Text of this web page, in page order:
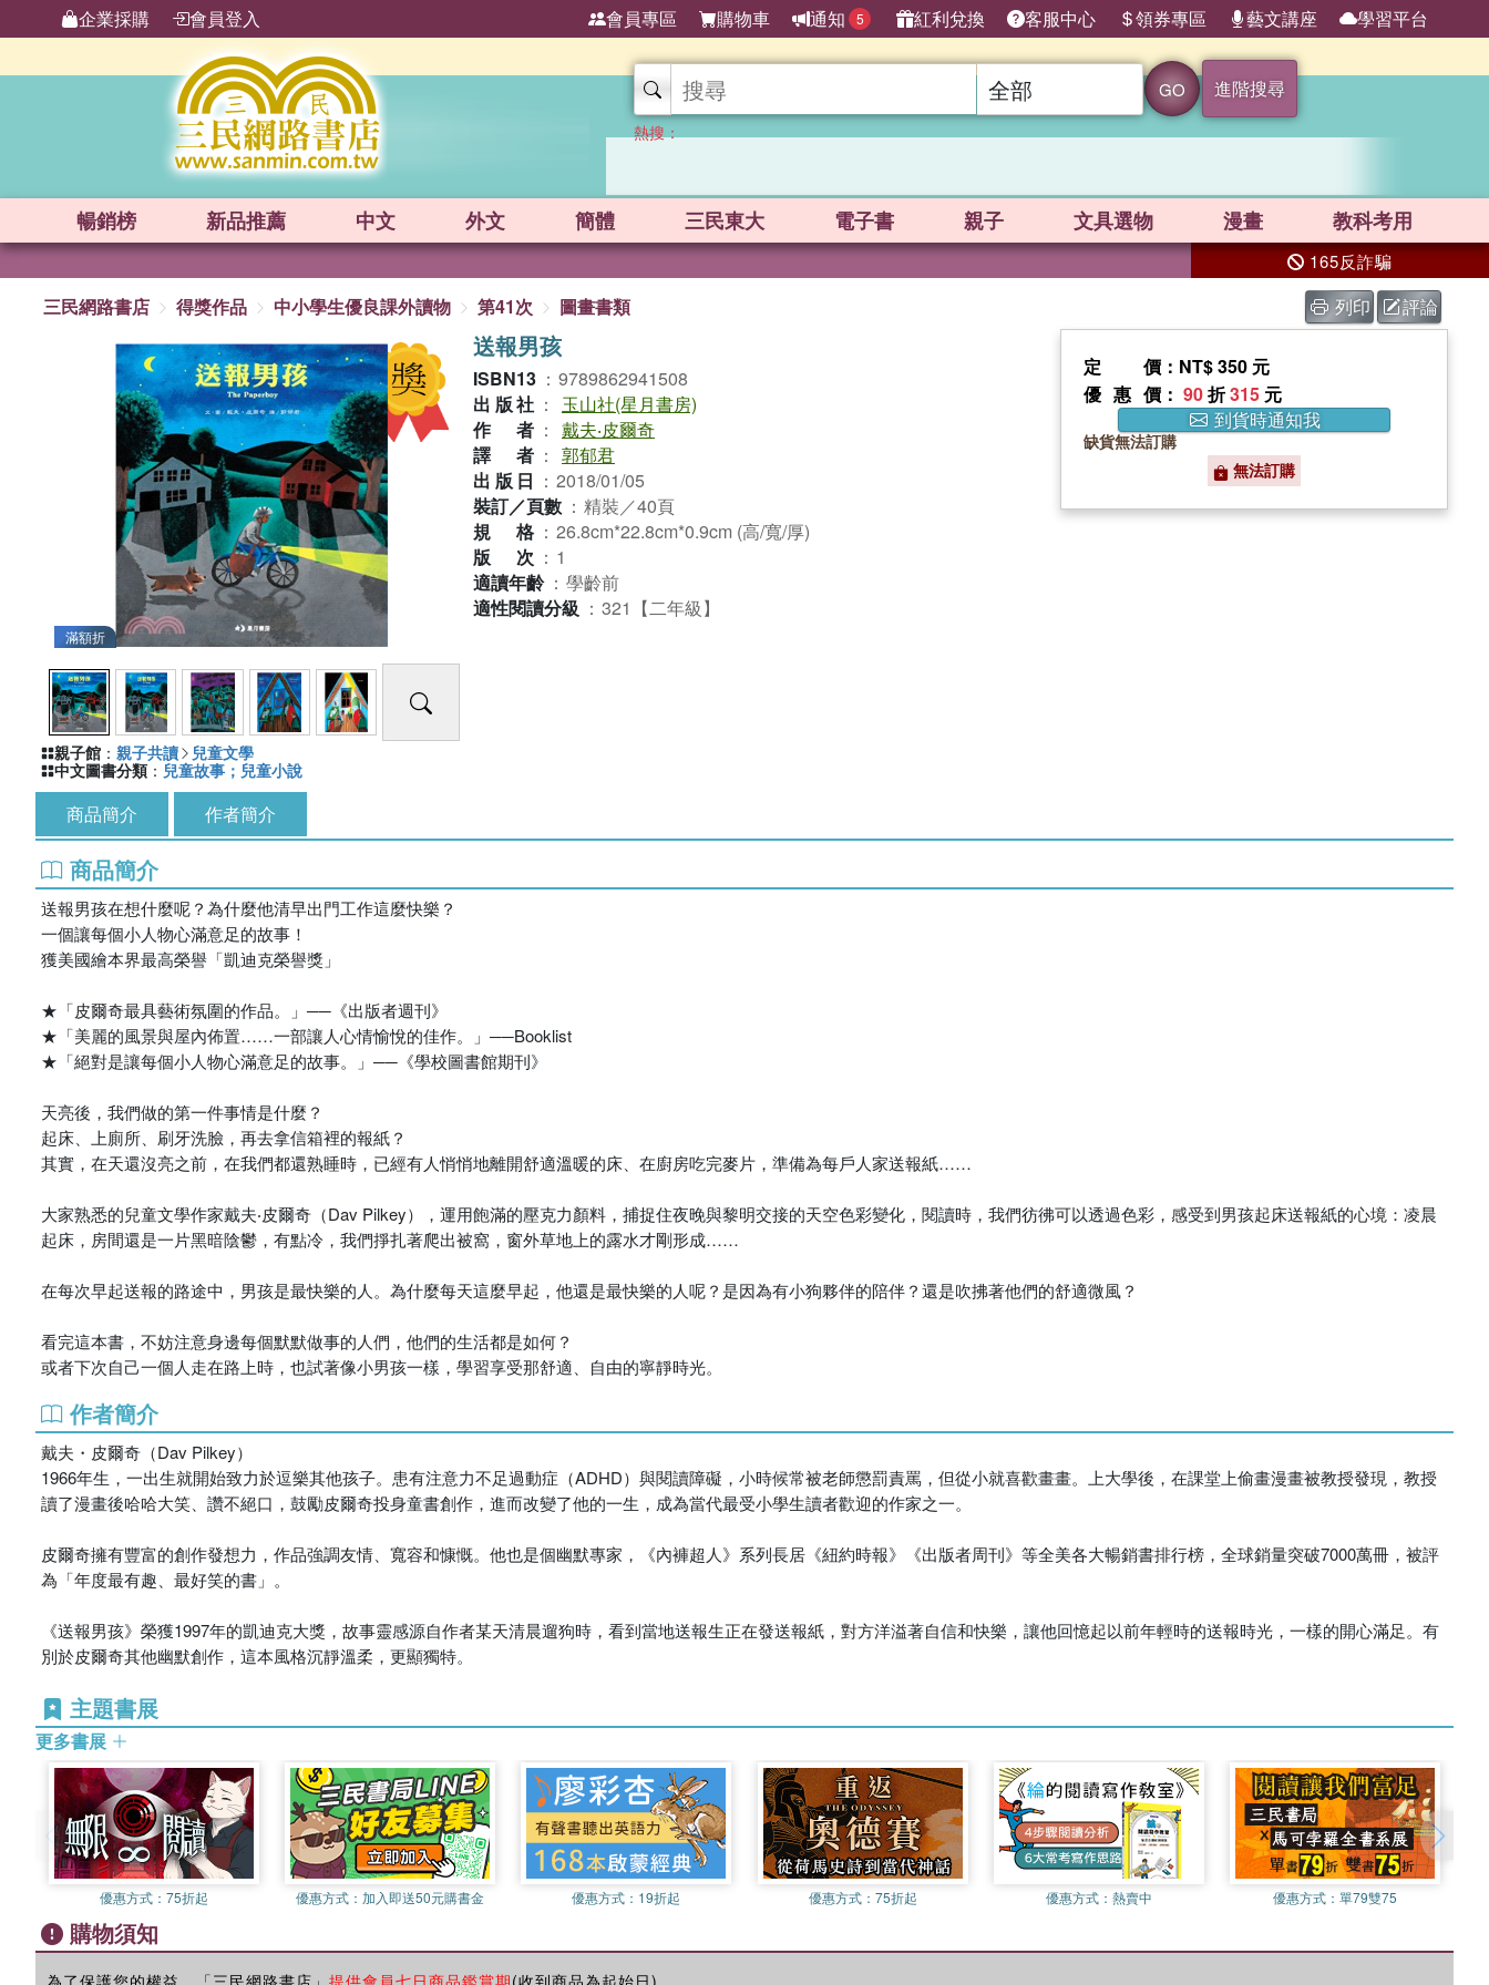
企業採購 會員登入 會員專區 購物車 通知 5 紅利兌換 客服中心 領券專區 藝文講座 學習平台
GO 進階搜尋
熱搜：
暢銷榜 新品推薦 中文 外文 簡體 三民東大 電子書 親子 文具選物 漫畫 教科考用
165反詐騙
三民網路書店 得獎作品 中小學生優良課外讀物 第41次 圖畫書類 列印 評論
滿額折
送報男孩
ISBN13 ： 9789862941508
出版社 ：
玉山社(星月書房)
作者 ： 戴夫‧皮爾奇
譯者 ： 郭郁君
出版日 ： 2018/01/05
裝訂／頁數 ： 精裝／40頁
規格 ： 26.8cm*22.8cm*0.9cm (高/寬/厚)
版次 ： 1
適讀年齡 ： 學齡前
適性閱讀分級 ： 321【二年級】
定價 ：NT$ 350 元
優惠價 ： 90折315 元
到貨時通知我
缺貨無法訂購
無法訂購
親子館 ： 親子共讀
兒童文學
中文圖書分類 ： 兒童故事；兒童小說
商品簡介 作者簡介
商品簡介
送報男孩在想什麼呢？為什麼他清早出門工作這麼快樂？
一個讓每個小人物心滿意足的故事！
獲美國繪本界最高榮譽「凱迪克榮譽獎」
★「皮爾奇最具藝術氛圍的作品。」──《出版者週刊》
★「美麗的風景與屋內佈置……一部讓人心情愉悅的佳作。」──Booklist
★「絕對是讓每個小人物心滿意足的故事。」──《學校圖書館期刊》
天亮後，我們做的第一件事情是什麼？
起床、上廁所、刷牙洗臉，再去拿信箱裡的報紙？
其實，在天還沒亮之前，在我們都還熟睡時，已經有人悄悄地離開舒適溫暖的床、在廚房吃完麥片，準備為每戶人家送報紙……
大家熟悉的兒童文學作家戴夫‧皮爾奇（Dav Pilkey），運用飽滿的壓克力顏料，捕捉住夜晚與黎明交接的天空色彩變化，閱讀時，我們彷彿可以透過色彩，感受到男孩起床送報紙的心境：凌晨
起床，房間還是一片黑暗陰鬱，有點冷，我們掙扎著爬出被窩，窗外草地上的露水才剛形成……
在每次早起送報的路途中，男孩是最快樂的人。為什麼每天這麼早起，他還是最快樂的人呢？是因為有小狗夥伴的陪伴？還是吹拂著他們的舒適微風？
看完這本書，不妨注意身邊每個默默做事的人們，他們的生活都是如何？
或者下次自己一個人走在路上時，也試著像小男孩一樣，學習享受那舒適、自由的寧靜時光。
作者簡介
戴夫・皮爾奇（Dav Pilkey）
1966年生，一出生就開始致力於逗樂其他孩子。患有注意力不足過動症（ADHD）與閱讀障礙，小時候常被老師懲罰責罵，但從小就喜歡畫畫。上大學後，在課堂上偷畫漫畫被教授發現，教授
讀了漫畫後哈哈大笑、讚不絕口，鼓勵皮爾奇投身童書創作，進而改變了他的一生，成為當代最受小學生讀者歡迎的作家之一。
皮爾奇擁有豐富的創作發想力，作品強調友情、寬容和慷慨。他也是個幽默專家，《內褲超人》系列長居《紐約時報》《出版者周刊》等全美各大暢銷書排行榜，全球銷量突破7000萬冊，被評
為「年度最有趣、最好笑的書」。
《送報男孩》榮獲1997年的凱迪克大獎，故事靈感源自作者某天清晨遛狗時，看到當地送報生正在發送報紙，對方洋溢著自信和快樂，讓他回憶起以前年輕時的送報時光，一樣的開心滿足。有
別於皮爾奇其他幽默創作，這本風格沉靜溫柔，更顯獨特。
主題書展
更多書展
優惠方式： 75折起 優惠方式： 加入即送50元購書金 優惠方式： 19折起 優惠方式： 75折起 優惠方式： 熱賣中 優惠方式：單79雙75
購物須知
為了保護您的權益，「三民網路書店」 提供會員七日商品鑑賞期(收到商品為起始日)。